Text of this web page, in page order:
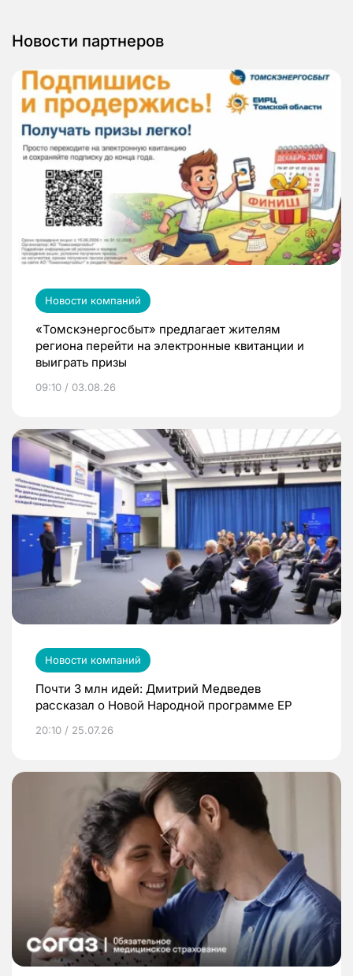
Новости партнеров
Новости компаний
«Томскэнергосбыт» предлагает жителям
региона перейти на электронные квитанции и
выиграть призы
09:10 / 03.08.26
Новости компаний
Почти 3 млн идей: Дмитрий Медведев
рассказал о Новой Народной программе ЕР
20:10 / 25.07.26